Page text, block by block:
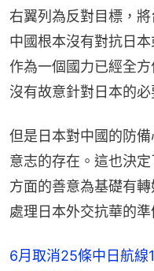
右翼列為反對目標，
中國根本沒有對抗日
作為一個國力已經全
沒有故意針對日本的必
但是日本對中國的防
意志的存在。這也決
方面的善意為基礎有
處理日本外交抗華的準
6月取消25條中日航